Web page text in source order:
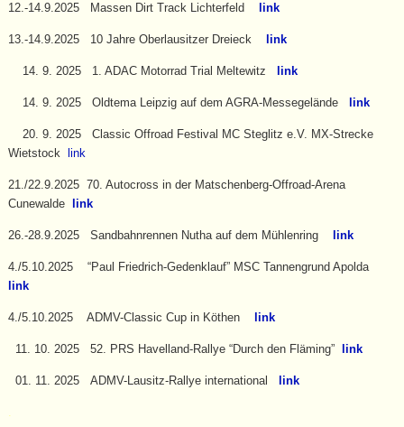
12.-14.9.2025 Massen Dirt Track Lichterfeld link
13.-14.9.2025 10 Jahre Oberlausitzer Dreieck link
14. 9. 2025 1. ADAC Motorrad Trial Meltewitz link
14. 9. 2025 Oldtema Leipzig auf dem AGRA-Messegelände link
20. 9. 2025 Classic Offroad Festival MC Steglitz e.V. MX-Strecke
Wietstock
link
21./22.9.2025 70. Autocross in der Matschenberg-Offroad-Arena
Cunewalde
link
26.-28.9.2025 Sandbahnrennen Nutha auf dem Mühlenring link
4./5.10.2025 “Paul Friedrich-Gedenklauf” MSC Tannengrund Apolda
link
4./5.10.2025 ADMV-Classic Cup in Köthen link
11. 10. 2025 52. PRS Havelland-Rallye “Durch den Fläming” link
01. 11. 2025 ADMV-Lausitz-Rallye international link
.